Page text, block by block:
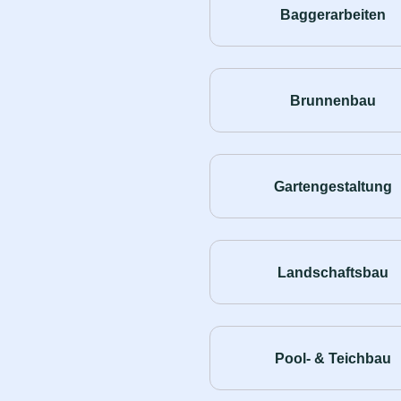
Baggerarbeiten
Brunnenbau
Gartengestaltung
Landschaftsbau
Pool- & Teichbau